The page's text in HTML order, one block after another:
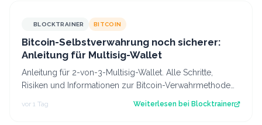
BLOCKTRAINER BITCOIN
Bitcoin-Selbstverwahrung noch sicherer:
Anleitung für Multisig-Wallet
Anleitung für 2-von-3-Multisig-Wallet. Alle Schritte,
Risiken und Informationen zur Bitcoin-Verwahrmethode
vor 1 Tag Weiterlesen bei Blocktrainer